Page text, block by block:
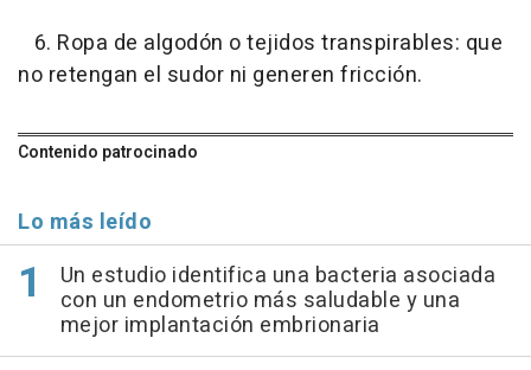
6. Ropa de algodón o tejidos transpirables: que
no retengan el sudor ni generen fricción.
Contenido patrocinado
Lo más leído
Un estudio identifica una bacteria asociada
con un endometrio más saludable y una
mejor implantación embrionaria